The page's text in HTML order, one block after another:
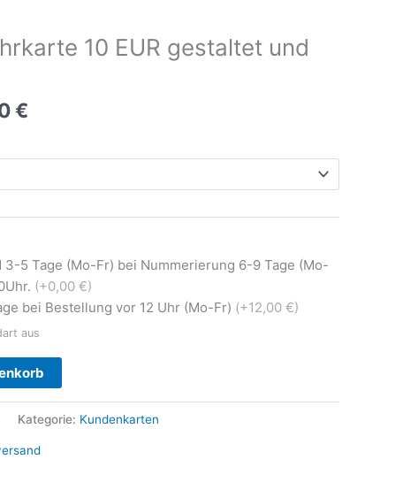
10 EUR gestaltet und
€
3-5 Tage (Mo-Fr) bei Nummerierung 6-9 Tage (Mo-
(+0,00 €)
bei Bestellung vor 12 Uhr (Mo-Fr) (+12,00 €)
aus
Kategorie: Kundenkarten